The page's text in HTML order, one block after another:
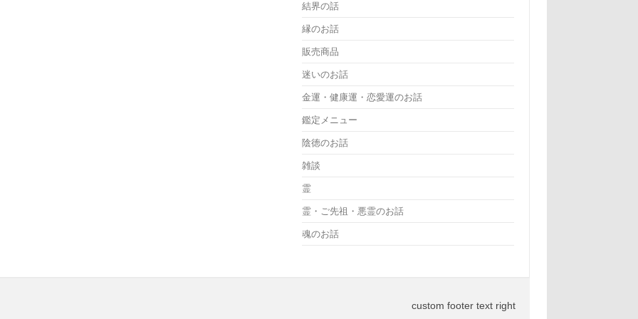
結界の話
縁のお話
販売商品
迷いのお話
金運・健康運・恋愛運のお話
鑑定メニュー
陰徳のお話
雑談
霊
霊・ご先祖・悪霊のお話
魂のお話
custom footer text right